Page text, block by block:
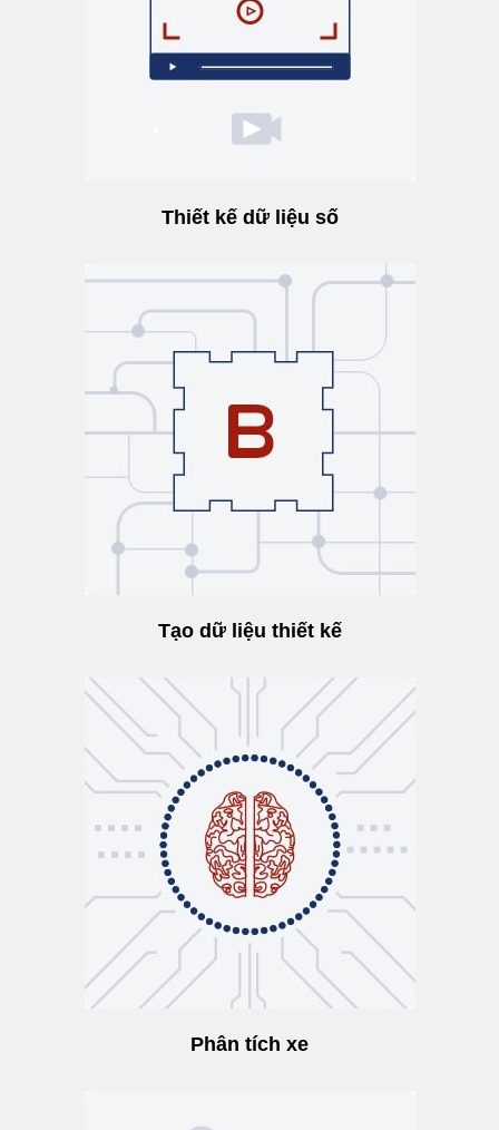
Thiết kế dữ liệu số
Tạo dữ liệu thiết kế
Phân tích xe